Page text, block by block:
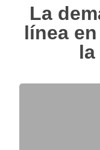
La demanda laboral en
línea